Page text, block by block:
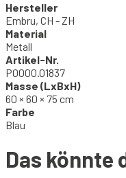
Hersteller
Embru, CH - ZH
Material
Metall
Artikel-Nr.
P0000.01837
Masse (LxBxH)
60 × 60 × 75 cm
Farbe
Blau
Das könnte